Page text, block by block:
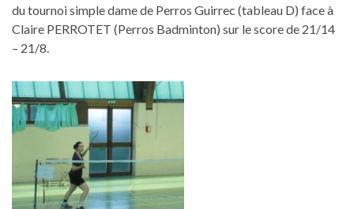
du tournoi simple dame de Perros Guirrec (tableau D) face à
Claire PERROTET (Perros Badminton) sur le score de 21/14
– 21/8.